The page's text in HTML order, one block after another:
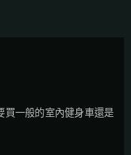
買一般的室內健身車還是